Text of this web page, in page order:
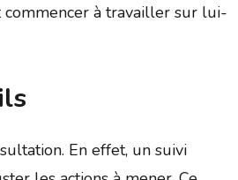
commencer à travailler sur lui-
En effet, un suivi